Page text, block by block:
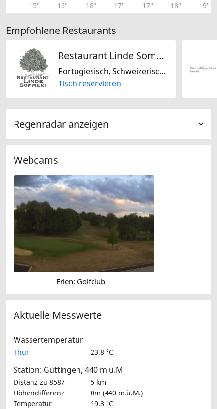
15°
16°
18°
17°
17°
18°
19°
Empfohlene Restaurants
Restaurant Linde Sommeri GmbH
Portugiesisch, Schweizerisch, Österreichisch
Tisch reservieren
Regenradar anzeigen
Webcams
Erlen: Golfclub
Aktuelle Messwerte
Wassertemperatur
Thur 23.8 °C
Station: Güttingen, 440 m.ü.M.
Distanz zu 8587
5 km
Höhendifferenz
0m (440 m.ü.M.)
Temperatur
19.3 °C